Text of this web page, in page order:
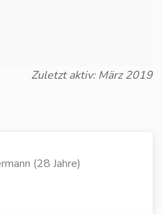
Zuletzt aktiv: März 2019
(28 Jahre)